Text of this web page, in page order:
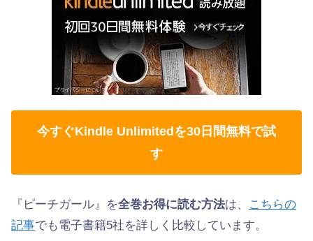
今すぐKindle Unlimitedを30日間無料で試
す
『ピーチガール』を全巻お得に読む方法は、
こちらの
記事でも電子書籍5社を詳しく比較しています。